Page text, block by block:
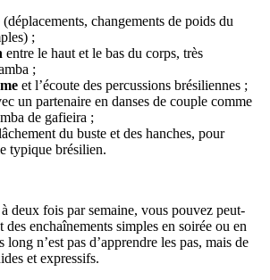
(déplacements, changements de poids du
;
entre le haut et le bas du corps, très
;
et l’écoute des percussions brésiliennes ;
un partenaire en danses de couple comme
de gafieira ;
du buste et des hanches, pour
typique brésilien.
deux fois par semaine, vous pouvez peut-
des enchaînements simples en soirée ou en
n’est pas d’apprendre les pas, mais de
et expressifs.